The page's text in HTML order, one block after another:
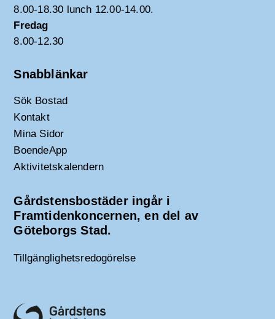
8.00-18.30 lunch 12.00-14.00.
Fredag
8.00-12.30
Snabblänkar
Sök Bostad
Kontakt
Mina Sidor
BoendeApp
Aktivitetskalendern
Gårdstensbostäder ingår i
Framtidenkoncernen, en del av
Göteborgs Stad.
Tillgänglighetsredogörelse